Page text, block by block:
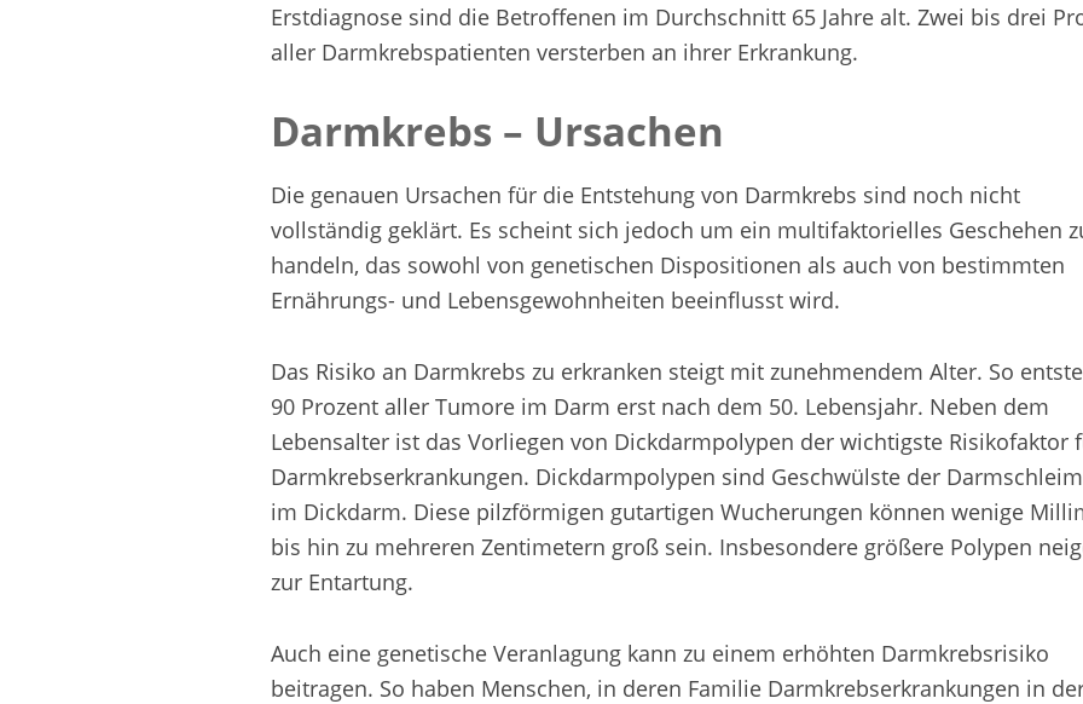
Erstdiagnose sind die Betroffenen im Durchschnitt 65 Jahre alt. Zwei bis drei
aller Darmkrebspatienten versterben an ihrer Erkrankung.
Darmkrebs – Ursachen
Die genauen Ursachen für die Entstehung von Darmkrebs sind noch nicht
vollständig geklärt. Es scheint sich jedoch um ein multifaktorielles Geschehen
handeln, das sowohl von genetischen Dispositionen als auch von bestimmten
Ernährungs- und Lebensgewohnheiten beeinflusst wird.
Das Risiko an Darmkrebs zu erkranken steigt mit zunehmendem Alter. So
90 Prozent aller Tumore im Darm erst nach dem 50. Lebensjahr. Neben dem
Lebensalter ist das Vorliegen von Dickdarmpolypen der wichtigste Risikofaktor
Darmkrebserkrankungen. Dickdarmpolypen sind Geschwülste der
im Dickdarm. Diese pilzförmigen gutartigen Wucherungen können wenige
bis hin zu mehreren Zentimetern groß sein. Insbesondere größere Polypen
zur Entartung.
Auch eine genetische Veranlagung kann zu einem erhöhten Darmkrebsrisiko
beitragen. So haben Menschen, in deren Familie Darmkrebserkrankungen in